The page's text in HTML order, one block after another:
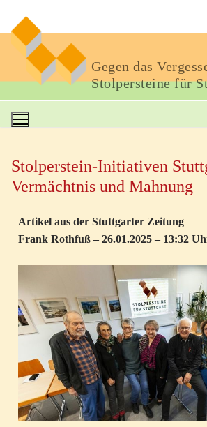
Gegen das
Stolpersteine für
Stolperstein-Initiativen
Vermächtnis und Mahnung
Artikel aus der Stuttgarter Zeitung
Frank Rothfuß – 26.01.2025 – 13:32